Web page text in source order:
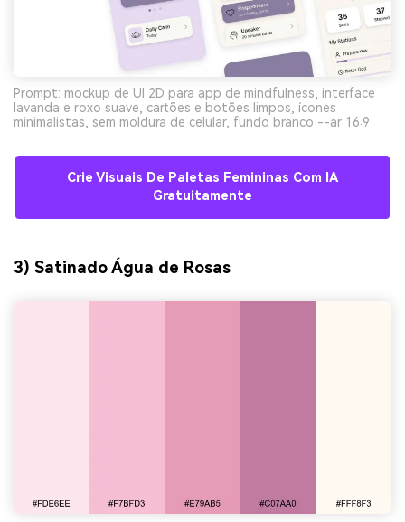
Prompt: mockup de UI 2D para app de mindfulness, interface
lavanda e roxo suave, cartões e botões limpos, ícones
minimalistas, sem moldura de celular, fundo branco --ar 16:9
Crie Visuais De Paletas Femininas Com IA
Gratuitamente
3) Satinado Água de Rosas